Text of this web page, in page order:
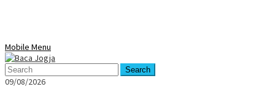
Mobile Menu
Search
09/08/2026